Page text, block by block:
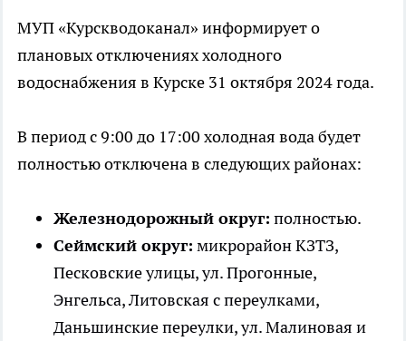
МУП «Курскводоканал» информирует о
плановых отключениях холодного
водоснабжения в Курске 31 октября 2024 года.
В период с 9:00 до 17:00 холодная вода будет
полностью отключена в следующих районах:
Железнодорожный округ: полностью.
Сеймский округ: микрорайон КЗТЗ,
Песковские улицы, ул. Прогонные,
Энгельса, Литовская с переулками,
Даньшинские переулки, ул. Малиновая и